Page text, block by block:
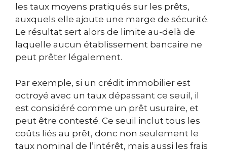
les taux moyens pratiqués sur les prêts,
auxquels elle ajoute une marge de sécurité.
Le résultat sert alors de limite au-delà de
laquelle aucun établissement bancaire ne
peut prêter légalement.
Par exemple, si un crédit immobilier est
octroyé avec un taux dépassant ce seuil, il
est considéré comme un prêt usuraire, et
peut être contesté. Ce seuil inclut tous les
coûts liés au prêt, donc non seulement le
taux nominal de l’intérêt, mais aussi les frais